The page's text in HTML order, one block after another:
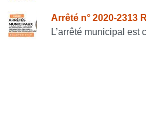
Arrêté n° 2020-2313
L’arrêté municipal est